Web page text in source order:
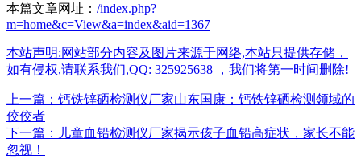
本篇文章网址： /index.php?
m=home&c=View&a=index&aid=1367
本站声明:网站部分内容及图片来源于网络,本站只提供存储，
如有侵权,请联系我们,QQ: 325925638 ，我们将第一时间删除!
上一篇：钙铁锌硒检测仪厂家山东国康：钙铁锌硒检测领域的
佼佼者
下一篇：儿童血铅检测仪厂家揭示孩子血铅高症状，家长不能
忽视！